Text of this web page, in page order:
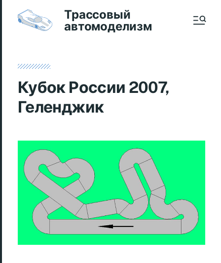
Трассовый
автомоделизм
Кубок России 2007,
Геленджик